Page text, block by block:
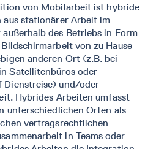
von Mobilarbeit ist hybride
stationärer Arbeit im
des Betriebs in Form
von zu Hause
anderen Ort (z.B. bei
Satellitenbüros oder
Dienstreise) und/oder
Hybrides Arbeiten umfasst
unterschiedlichen Orten als
vertragsrechtlichen
in Teams oder